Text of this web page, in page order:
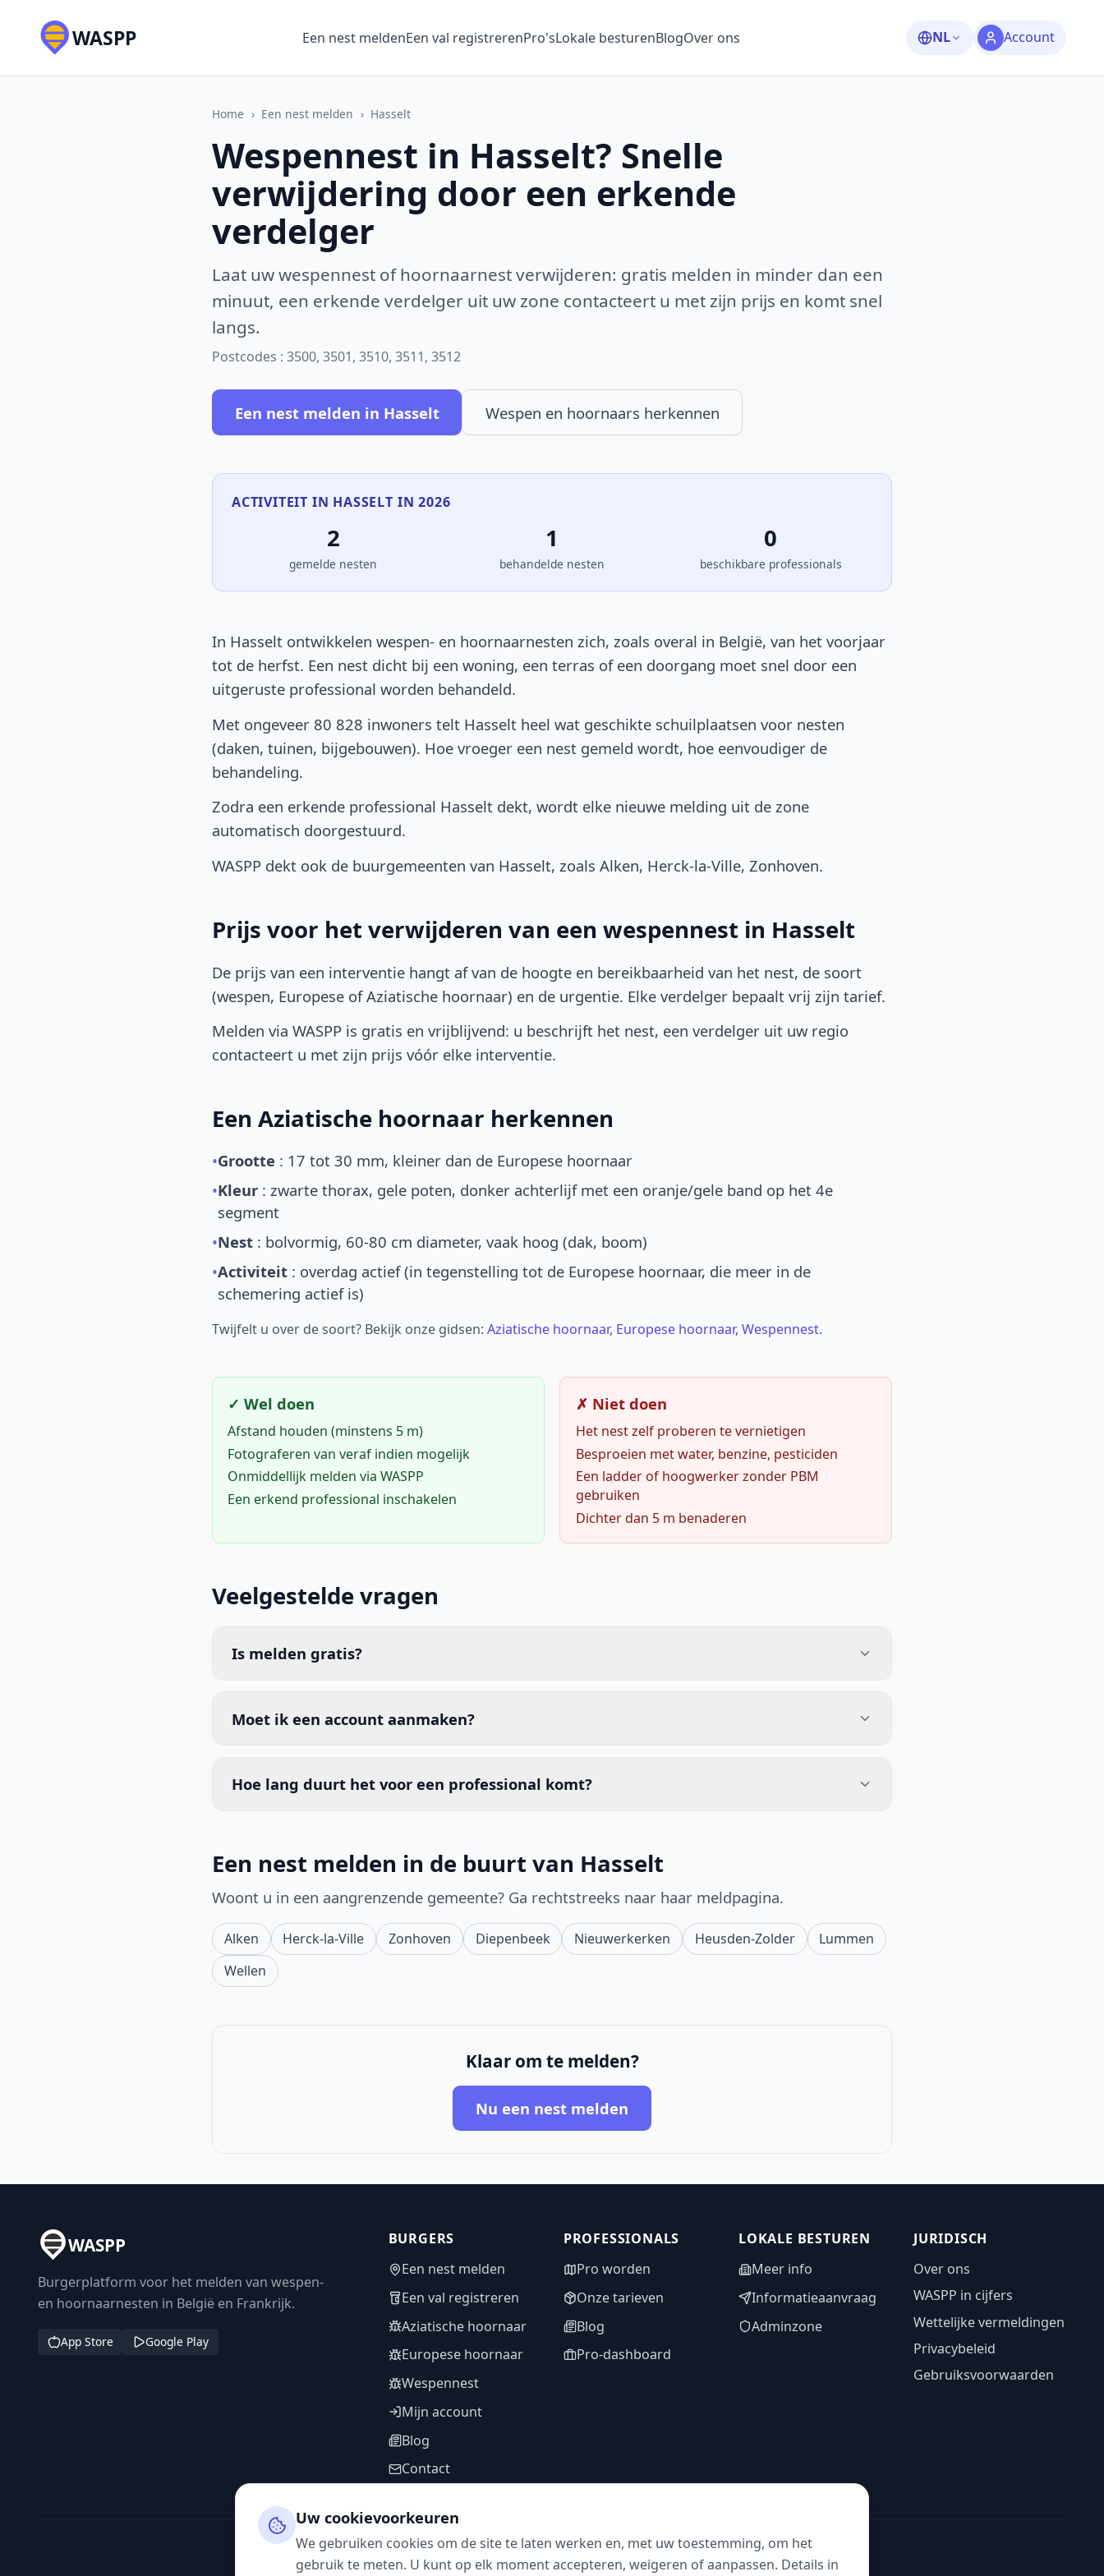
WASPP Een nest meldenEen val registrerenPro'sLokale besturenBlogOver ons NL Account
Home › Een nest melden › Hasselt
Wespennest in Hasselt? Snelle
verwijdering door een erkende
verdelger
Laat uw wespennest of hoornaarnest verwijderen: gratis melden in minder dan een
minuut, een erkende verdelger uit uw zone contacteert u met zijn prijs en komt snel
langs.
Postcodes : 3500, 3501, 3510, 3511, 3512
Een nest melden in Hasselt Wespen en hoornaars herkennen
ACTIVITEIT IN HASSELT IN 2026
2
gemelde nesten
1
behandelde nesten
0
beschikbare professionals
In Hasselt ontwikkelen wespen- en hoornaarnesten zich, zoals overal in België, van het voorjaar
tot de herfst. Een nest dicht bij een woning, een terras of een doorgang moet snel door een
uitgeruste professional worden behandeld.
Met ongeveer 80 828 inwoners telt Hasselt heel wat geschikte schuilplaatsen voor nesten
(daken, tuinen, bijgebouwen). Hoe vroeger een nest gemeld wordt, hoe eenvoudiger de
behandeling.
Zodra een erkende professional Hasselt dekt, wordt elke nieuwe melding uit de zone
automatisch doorgestuurd.
WASPP dekt ook de buurgemeenten van Hasselt, zoals Alken, Herck-la-Ville, Zonhoven.
Prijs voor het verwijderen van een wespennest in Hasselt
De prijs van een interventie hangt af van de hoogte en bereikbaarheid van het nest, de soort
(wespen, Europese of Aziatische hoornaar) en de urgentie. Elke verdelger bepaalt vrij zijn tarief.
Melden via WASPP is gratis en vrijblijvend: u beschrijft het nest, een verdelger uit uw regio
contacteert u met zijn prijs vóór elke interventie.
Een Aziatische hoornaar herkennen
•Grootte : 17 tot 30 mm, kleiner dan de Europese hoornaar
•Kleur : zwarte thorax, gele poten, donker achterlijf met een oranje/gele band op het 4e
segment
•Nest : bolvormig, 60-80 cm diameter, vaak hoog (dak, boom)
•Activiteit : overdag actief (in tegenstelling tot de Europese hoornaar, die meer in de
schemering actief is)
Twijfelt u over de soort? Bekijk onze gidsen: Aziatische hoornaar, Europese hoornaar, Wespennest.
✓ Wel doen
Afstand houden (minstens 5 m)
Fotograferen van veraf indien mogelijk
Onmiddellijk melden via WASPP
Een erkend professional inschakelen
✗ Niet doen
Het nest zelf proberen te vernietigen
Besproeien met water, benzine, pesticiden
Een ladder of hoogwerker zonder PBM
gebruiken
Dichter dan 5 m benaderen
Veelgestelde vragen
Is melden gratis?
Moet ik een account aanmaken?
Hoe lang duurt het voor een professional komt?
Een nest melden in de buurt van Hasselt
Woont u in een aangrenzende gemeente? Ga rechtstreeks naar haar meldpagina.
Alken Herck-la-Ville Zonhoven Diepenbeek Nieuwerkerken Heusden-Zolder
Lummen
Wellen
Klaar om te melden?
Nu een nest melden
WASPP
Burgerplatform voor het melden van wespen-
en hoornaarnesten in België en Frankrijk.
App Store Google Play
BURGERS
Een nest melden
Een val registreren
Aziatische hoornaar
Europese hoornaar
Wespennest
Mijn account
Blog
Contact
PROFESSIONALS
Pro worden
Onze tarieven
Blog
Pro-dashboard
LOKALE BESTUREN
Meer info
Informatieaanvraag
Adminzone
JURIDISCH
Over ons
WASPP in cijfers
Wettelijke vermeldingen
Privacybeleid
Gebruiksvoorwaarden
VOLG ONS
Uw cookievoorkeuren
We gebruiken cookies om de site te laten werken en, met uw toestemming, om het
gebruik te meten. U kunt op elk moment accepteren, weigeren of aanpassen. Details in